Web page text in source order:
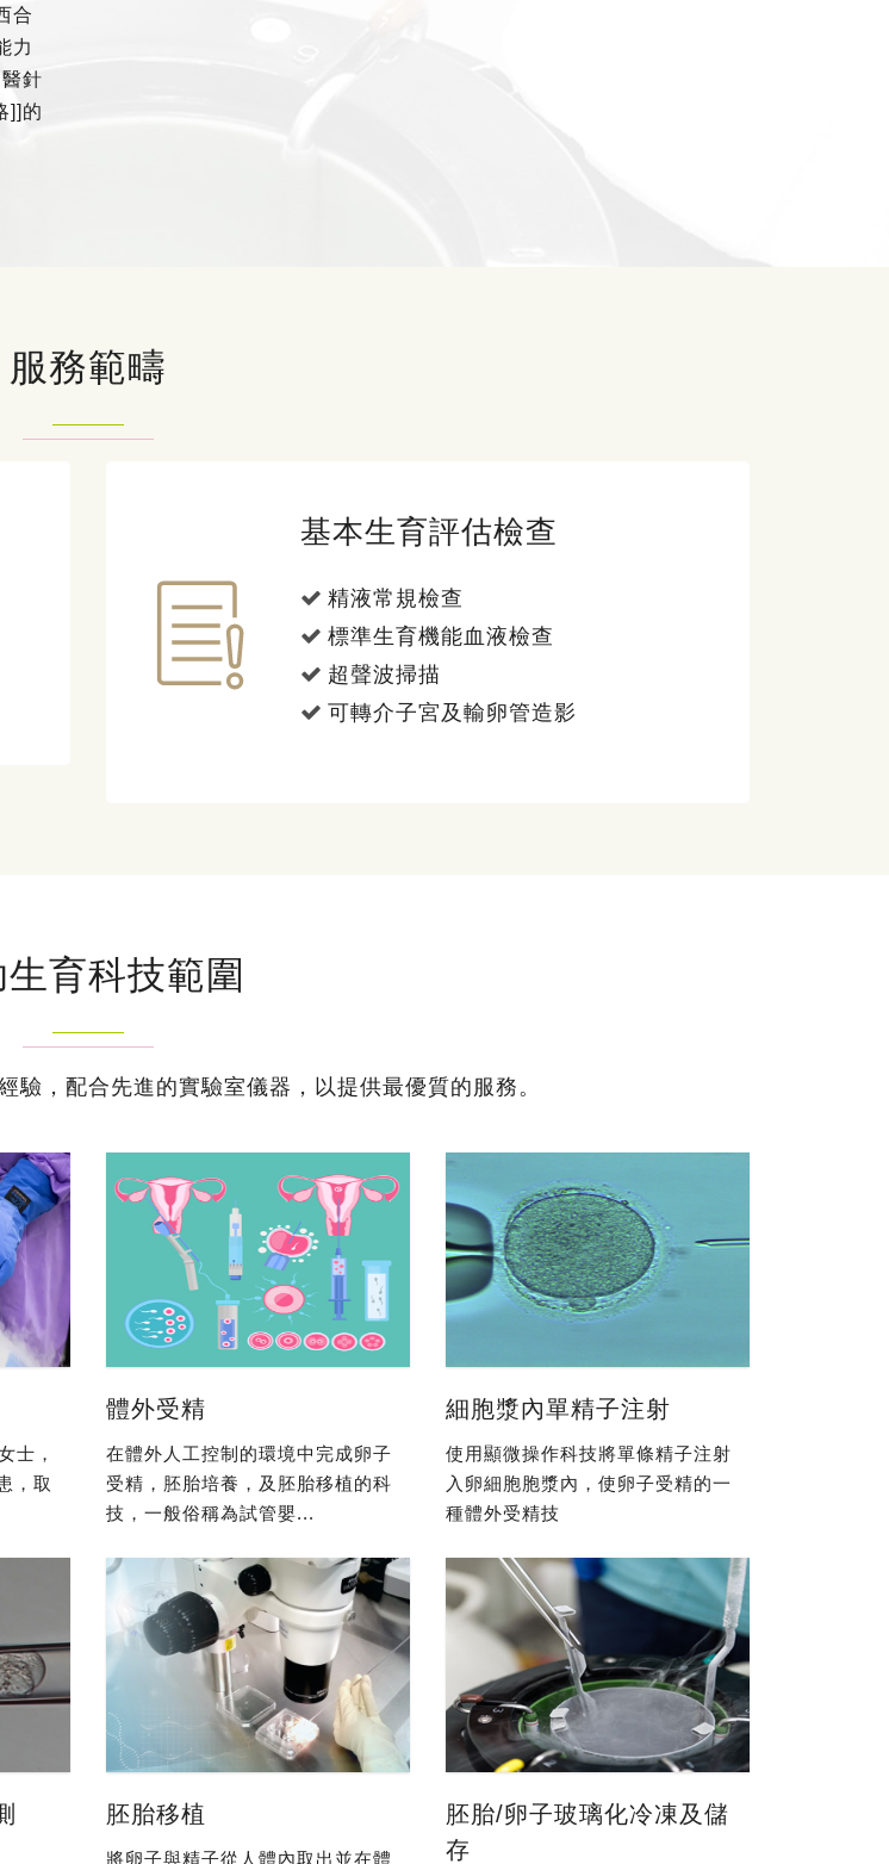
合
力
針
]]的
服務範疇
基本生育評估檢查
精液常規檢查
標準生育機能血液檢查
超聲波掃描
可轉介子宮及輸卵管造影
育科技範圍
驗，配合先進的實驗室儀器，以提供最優質的服務。
士，
，取
體外受精
在體外人工控制的環境中完成卵子
受精，胚胎培養，及胚胎移植的科
技，一般俗稱為試管嬰...
細胞漿內單精子注射
使用顯微操作科技將單條精子注射
入卵細胞胞漿內，使卵子受精的一
種體外受精技
胚胎移植
將卵子與精子從人體內取出並在體
胚胎/卵子玻璃化冷凍及儲
存